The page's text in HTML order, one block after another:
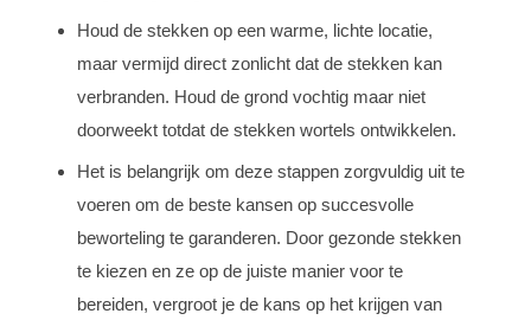
Houd de stekken op een warme, lichte locatie,
maar vermijd direct zonlicht dat de stekken kan
verbranden. Houd de grond vochtig maar niet
doorweekt totdat de stekken wortels ontwikkelen.
Het is belangrijk om deze stappen zorgvuldig uit te
voeren om de beste kansen op succesvolle
beworteling te garanderen. Door gezonde stekken
te kiezen en ze op de juiste manier voor te
bereiden, vergroot je de kans op het krijgen van